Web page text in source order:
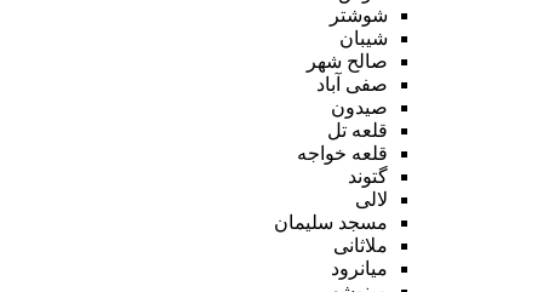
شوشتر
شیبان
صالح شهر
صفی آباد
صیدون
قلعه تل
قلعه خواجه
گتوند
لالی
مسجد سلیمان
ملاثانی
میانرود